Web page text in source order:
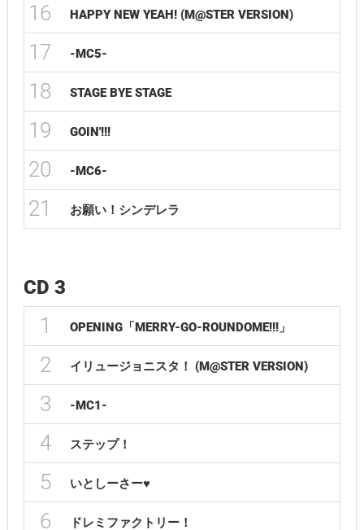
16 HAPPY NEW YEAH! (M@STER VERSION)
17 -MC5-
18 STAGE BYE STAGE
19 GOIN'!!!
20 -MC6-
21 お願い！シンデレラ
CD 3
1 OPENING「MERRY-GO-ROUNDOME!!!」
2 イリュージョニスタ！ (M@STER VERSION)
3 -MC1-
4 ステップ！
5 いとしーさー♥
6 ドレミファクトリー！